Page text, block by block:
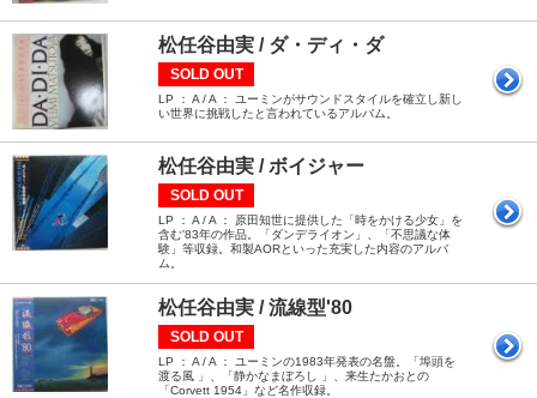
松任谷由実 / ダ・ディ・ダ
SOLD OUT
LP ： A / A ： ユーミンがサウンドスタイルを確立し新し
い世界に挑戦したと言われているアルバム。
松任谷由実 / ボイジャー
SOLD OUT
LP ： A / A ： 原田知世に提供した「時をかける少女」を
含む'83年の作品。「ダンデライオン」、「不思議な体
験」等収録。和製AORといった充実した内容のアルバ
ム。
松任谷由実 / 流線型'80
SOLD OUT
LP ： A / A ： ユーミンの1983年発表の名盤。「埠頭を
渡る風 」、「静かなまぼろし 」、来生たかおとの
「Corvett 1954」など名作収録。